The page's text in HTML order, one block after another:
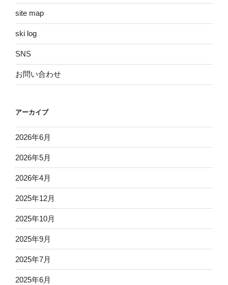
site map
ski log
SNS
お問い合わせ
アーカイブ
2026年6月
2026年5月
2026年4月
2025年12月
2025年10月
2025年9月
2025年7月
2025年6月